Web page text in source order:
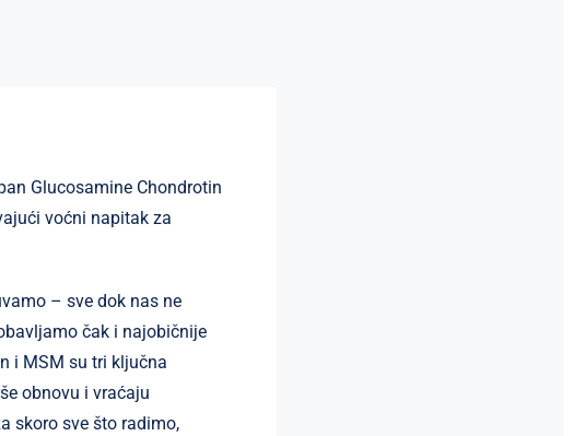
Glucosamine Chondrotin
voćni napitak za
– sve dok nas ne
čak i najobičnije
i MSM su tri ključna
obnovu i vraćaju
skoro sve što radimo,